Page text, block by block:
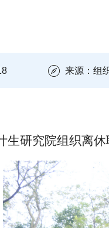
来源：组
生研究院组织离